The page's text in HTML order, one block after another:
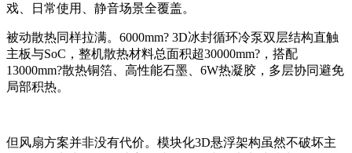
戏、日常使用、静音场景全覆盖。
被动散热同样拉满。6000mm? 3D冰封循环冷泵双层结构直触
主板与SoC，整机散热材料总面积超30000mm?，搭配
13000mm?散热铜箔、高性能石墨、6W热凝胶，多层协同避免
局部积热。
但风扇方案并非没有代价。模块化3D悬浮架构虽然不破坏主